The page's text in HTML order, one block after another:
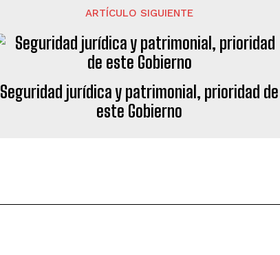
ARTÍCULO SIGUIENTE
Seguridad jurídica y patrimonial, prioridad de
este Gobierno